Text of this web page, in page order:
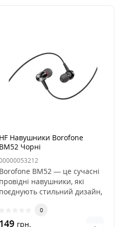
HF Навушники Borofone
BM52 Чорні
Borofone BM52 — це сучасні
провідні навушники, які
поєднують стильний дизайн,
0
149 грн.